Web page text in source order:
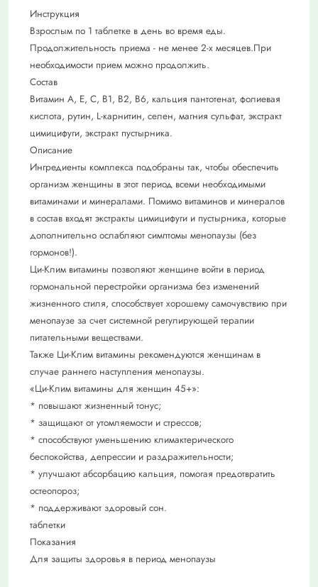
Инструкция
Взрослым по 1 таблетке в день во время еды.
Продолжительность приема - не менее 2-х месяцев.При
необходимости прием можно продолжить.
Состав
Витамин А, Е, С, В1, В2, В6, кальция пантотенат, фолиевая
кислота, рутин, L-карнитин, селен, магния сульфат, экстракт
цимицифуги, экстракт пустырника.
Описание
Ингредиенты комплекса подобраны так, чтобы обеспечить
организм женщины в этот период всеми необходимыми
витаминами и минералами. Помимо витаминов и минералов
в состав входят экстракты цимицифуги и пустырника, которые
дополнительно ослабляют симптомы менопаузы (без
гормонов!).
Ци-Клим витамины позволяют женщине войти в период
гормональной перестройки организма без изменений
жизненного стиля, способствует хорошему самочувствию при
менопаузе за счет системной регулирующей терапии
питательными веществами.
Также Ци-Клим витамины рекомендуются женщинам в
случае раннего наступления менопаузы.
«Ци-Клим витамины для женщин 45+»:
* повышают жизненный тонус;
* защищают от утомляемости и стрессов;
* способствуют уменьшению климактерического
беспокойства, депрессии и раздражительности;
* улучшают абсорбацию кальция, помогая предотвратить
остеопороз;
* поддерживают здоровый сон.
таблетки
Показания
Для защиты здоровья в период менопаузы